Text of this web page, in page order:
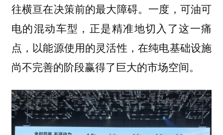
往横亘在决策前的最大障碍。一度，可油可
电的混动车型，正是精准地切入了这一痛
点，以能源使用的灵活性，在纯电基础设施
尚不完善的阶段赢得了巨大的市场空间。